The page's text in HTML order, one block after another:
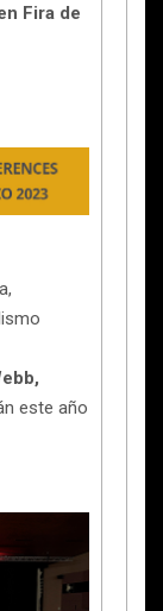
Fira de
este año